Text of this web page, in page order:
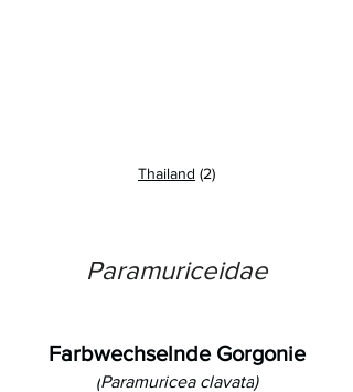
Thailand (2)
Paramuriceidae
Farbwechselnde Gorgonie
(Paramuricea clavata)